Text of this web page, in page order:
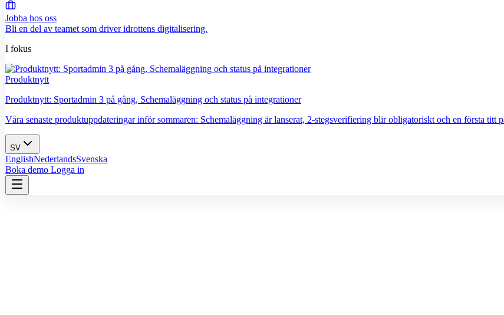
Jobba hos oss
Bli en del av teamet som driver idrottens digitalisering.
I fokus
Produktnytt
Produktnytt: Sportadmin 3 på gång, Schemaläggning och status på integrationer
Våra senaste produktuppdateringar inför sommaren: Schemaläggning är lanserat, 2-stegsverifiering blir obligatoriskt och en första
SV
EnglishNederlandsSvenska
Boka demo Logga in